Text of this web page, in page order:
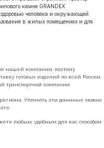
камня GRANDEX
здоровью человека и окружающей
в жилых помещениях и для
нашей компании, поэтому
готовых изделий по всей России.
транспортной компании.
Уточнить эти даннные можно
любым, удобным для вас способом